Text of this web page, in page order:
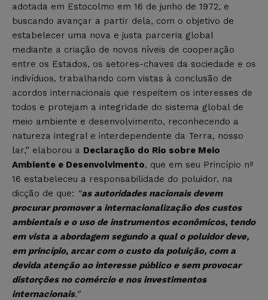
adotada em Estocolmo em 16 de junho de 1972, e
buscando avançar a partir dela, com o objetivo de
estabelecer uma nova e justa parceria global
mediante a criação de novos níveis de cooperação
entre os Estados, os setores-chaves da sociedade e os
indivíduos, trabalhando com vistas à conclusão de
acordos internacionais que respeitem os interesses de
todos e protejam a integridade do sistema global de
meio ambiente e desenvolvimento, reconhecendo a
natureza integral e interdependente da Terra, nosso
lar,” elaborou a Declaração do Rio sobre Meio
Ambiente e Desenvolvimento, que em seu Princípio nº
16 estabeleceu a responsabilidade do poluidor, na
dicção de que: “as autoridades nacionais devem
procurar promover a internacionalização dos custos
ambientais e o uso de instrumentos econômicos, tendo
em vista a abordagem segundo a qual o poluidor deve,
em princípio, arcar com o custo da poluição, com a
devida atenção ao interesse público e sem provocar
distorções no comércio e nos investimentos
internacionais.”